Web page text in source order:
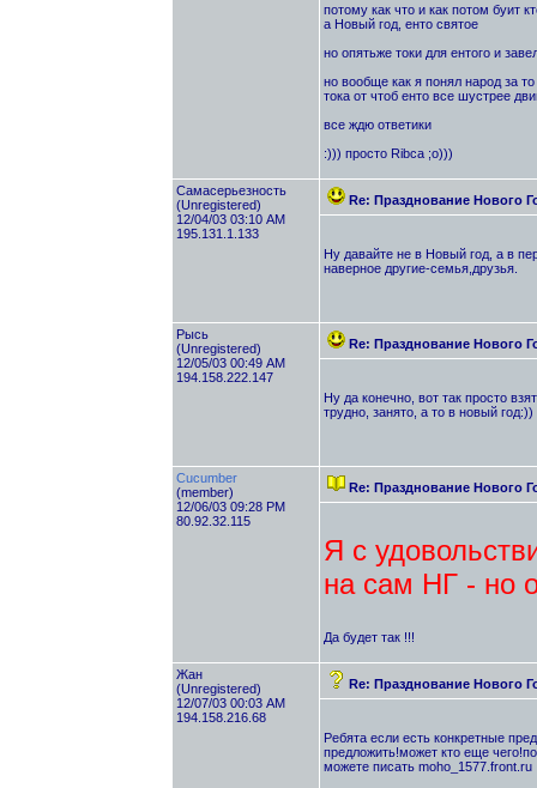
потому как что и как потом буит
а Новый год, енто святое
но опятьже токи для ентого и
но вообще как я понял народ за
тока от чтоб енто все шустрее
все ждю ответики
:))) просто Ribca ;о)))
Самасерьезность
(Unregistered)
12/04/03 03:10 AM
195.131.1.133
Re: Празднование Нового
Ну давайте не в Новый год, а в
наверное другие-семья,друзья.
Рысь
(Unregistered)
12/05/03 00:49 AM
194.158.222.147
Re: Празднование Нового
Ну да конечно, вот так просто
трудно, занято, а то в новый год:))
Cucumber
(member)
12/06/03 09:28 PM
80.92.32.115
Re: Празднование Нового
Я с
на сам НГ - но
Да будет так !!!
Жан
(Unregistered)
12/07/03 00:03 AM
194.158.216.68
Re: Празднование Нового
Ребята если есть конкретные
предложить!может кто еще
можете писать moho_1577.front.ru